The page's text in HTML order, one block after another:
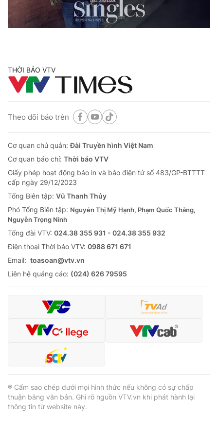
® Cấm sao chép dưới mọi hình thức nếu không có sự chấp
thông tin từ website này.
THỜI BÁO VTV
Theo dõi báo trên
Cơ quan chủ quản:Đài Truyền hình Việt Nam
Cơ quan báo chí: Thời báo VTV
Giấy phép hoạt động báo in và báo điện tử số 483/GP-BTTTT
cấp ngày 29/12/2023
Tổng Biên tập: Vũ Thanh Thủy
Phó Tổng Biên tập: Nguyễn Thị Mỹ Hạnh, Phạm Quốc Thắng,
Nguyễn Trọng Ninh
Tổng đài VTV: 024.38 355 931 - 024.38 355 932
Ðiện thoại Thời báo VTV: 0988 671 671
Email: toasoan@vtv.vn
Liên hệ quảng cáo: (024) 626 79595
® Cấm sao chép dưới mọi hình thức nếu không có sự chấp
thuận bằng văn bản. Ghi rõ nguồn VTV.vn khi phát hành lại
thông tin từ website này.